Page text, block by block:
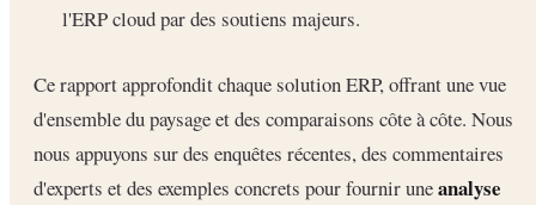
l'ERP cloud par des soutiens majeurs.
Ce rapport approfondit chaque solution ERP, offrant une vue
d'ensemble du paysage et des comparaisons côte à côte. Nous
nous appuyons sur des enquêtes récentes, des commentaires
d'experts et des exemples concrets pour fournir uneanalyse